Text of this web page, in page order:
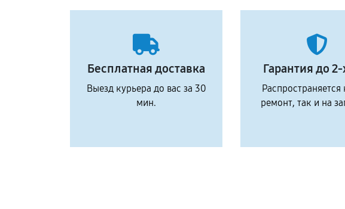
Бесплатная доставка
Выезд курьера до вас за 30
мин.
Гарантия до
Распространяется
ремонт, так и на